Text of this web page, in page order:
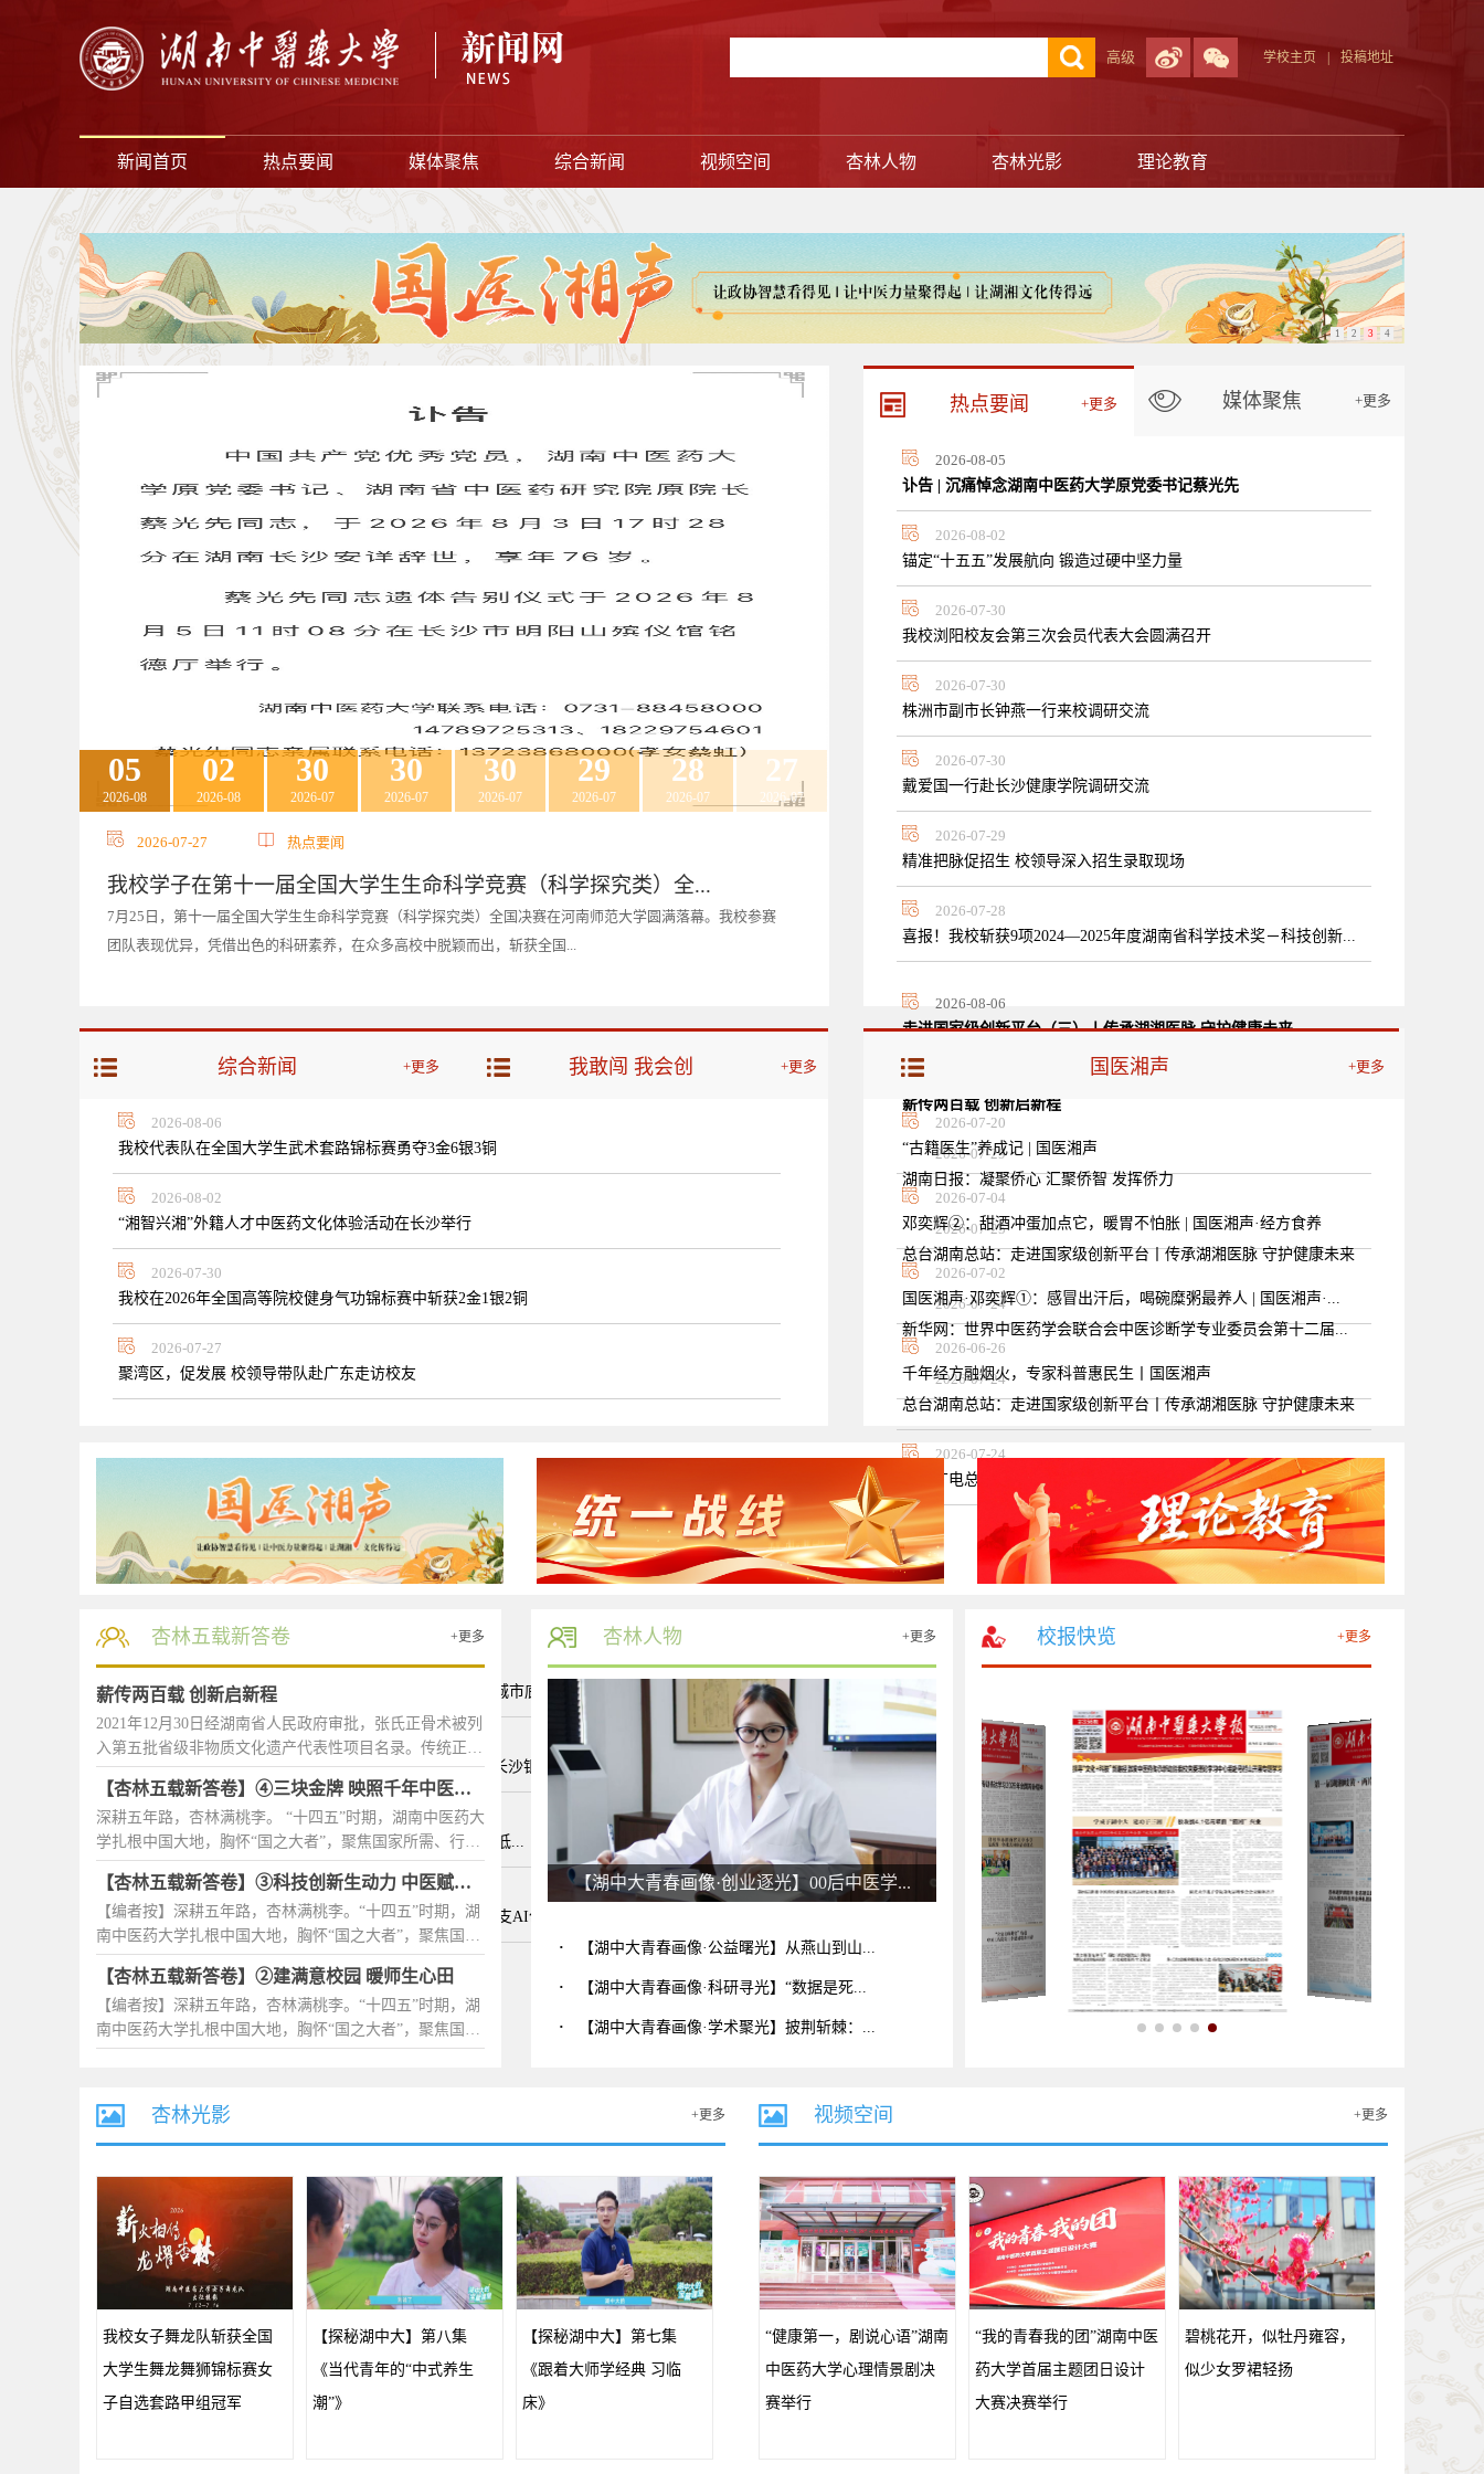
高级 学校主页 投稿地址
新闻首页 热点要闻 媒体聚焦 综合新闻 视频空间 杏林人物 杏林光影 理论教育
1 2 3 4
2026-08-05 热点要闻
讣告 | 沉痛悼念湖南中医药大学原党委书记蔡光先
蔡光先同志生平蔡光先同志，生于1951年6月，湖南益阳人，研究员，博士生导师，享受国务院政府特殊津
贴专家。1973年进入湖南中医学院医疗系学习。1976年留校任教。1983年...
2026-08-02 热点要闻
锚定“十五五”发展航向 锻造过硬中坚力量
7月31日至8月2日，我校第二附属医院在长沙开慧教育学院举办以“跨越之阶，精进之道”为主题的中层干部
管理能力提升培训班。校党委书记戴爱国出席开班式并讲话。医院领导...
2026-07-30 热点要闻
我校浏阳校友会第三次会员代表大会圆满召开
相约岐黄路，同心耀浏阳，为持续夯实校友联络根基，搭建校地资源互通桥梁，深化“一流湖中大、幸福湖
中大、团结湖中大”建设，7月29日下午，我校浏阳校友会第三次会员代...
2026-07-30 热点要闻
株洲市副市长钟燕一行来校调研交流
7月29日，株洲市人民政府副市长钟燕一行来校调研交流。我校党委书记戴爱国出席座谈会。会上，戴爱国
对钟燕一行的到来表示热烈欢迎，对株洲市委、市政府长期以来给予学校...
2026-07-30 热点要闻
戴爱国一行赴长沙健康学院调研交流
7月28日，校党委书记戴爱国一行赴长沙健康学院调研交流。长沙健康学院理事会荣誉理事长赵小年、校长
廖端芳参与座谈。戴爱国对长沙健康学院长期以来对学校发展改革建设的...
2026-07-29 热点要闻
精准把脉促招生 校领导深入招生录取现场
盛夏七月，校党委书记戴爱国，副校长喻嵘、校纪委书记张克勤先后赴招生就业处现场办公，实地检查招
生录取工作进展，并亲切慰问假期坚守一线的师生员工。在招生录取现场...
2026-07-28 热点要闻
喜报！我校斩获9项2024—2025年度湖南省科学技术奖－科技创新...
7月27日，2024—2025年度湖南省科学技术奖励大会在长沙隆重召开。会议深入学习贯彻党的二十届四中
全会精神，全面落实全国科技大会、国家科学技术奖励大会、两院院士大会...
2026-07-27 热点要闻
我校学子在第十一届全国大学生生命科学竞赛（科学探究类）全...
7月25日，第十一届全国大学生生命科学竞赛（科学探究类）全国决赛在河南师范大学圆满落幕。我校参赛
团队表现优异，凭借出色的科研素养，在众多高校中脱颖而出，斩获全国...
05
2026-08
02
2026-08
30
2026-07
30
2026-07
30
2026-07
29
2026-07
28
2026-07
27
2026-07
综合新闻 +更多 我敢闯 我会创 +更多
2026-08-06
我校代表队在全国大学生武术套路锦标赛勇夺3金6银3铜
2026-08-02
“湘智兴湘”外籍人才中医药文化体验活动在长沙举行
2026-07-30
我校在2026年全国高等院校健身气功锦标赛中斩获2金1银2铜
2026-07-27
聚湾区，促发展 校领导带队赴广东走访校友
2026-07-24
【我敢闯 我会创】百余名高校学子走进望城，实地感受城市底蕴...
2026-07-21
【我敢闯 我会创】1707个项目、314支大学生团队——“长沙银...
2026-07-18
【我敢闯 我会创】近60支团队角逐“科技+民生”新赛道 ​“低...
2026-07-15
【我敢闯 我会创】创沙洲OPC街区首期路演活动举行 10支AI创业...
热点要闻 +更多 媒体聚焦 +更多
2026-08-05
讣告 | 沉痛悼念湖南中医药大学原党委书记蔡光先
2026-08-02
锚定“十五五”发展航向 锻造过硬中坚力量
2026-07-30
我校浏阳校友会第三次会员代表大会圆满召开
2026-07-30
株洲市副市长钟燕一行来校调研交流
2026-07-30
戴爱国一行赴长沙健康学院调研交流
2026-07-29
精准把脉促招生 校领导深入招生录取现场
2026-07-28
喜报！我校斩获9项2024—2025年度湖南省科学技术奖－科技创新...
2026-08-06
走进国家级创新平台（三）丨传承湖湘医脉 守护健康未来
薪传两百载 创新启新程
2026-07-29
湖南日报：凝聚侨心 汇聚侨智 发挥侨力
2026-07-25
总台湖南总站：走进国家级创新平台丨传承湖湘医脉 守护健康未来
2026-07-24
新华网：世界中医药学会联合会中医诊断学专业委员会第十二届...
2026-07-24
总台湖南总站：走进国家级创新平台丨传承湖湘医脉 守护健康未来
2026-07-24
中央广电总台国际在线：走进国家级创新平台（三）丨传承湖湘...
国医湘声 +更多
2026-07-20
“古籍医生”养成记 | 国医湘声
2026-07-04
邓奕辉②：甜酒冲蛋加点它，暖胃不怕胀 | 国医湘声·经方食养
2026-07-02
国医湘声·邓奕辉①：感冒出汗后，喝碗糜粥最养人 | 国医湘声·...
2026-06-26
千年经方融烟火，专家科普惠民生丨国医湘声
杏林五载新答卷 +更多
薪传两百载 创新启新程
2021年12月30日经湖南省人民政府审批，张氏正骨术被列
入第五批省级非物质文化遗产代表性项目名录。传统正骨
复位+经皮椎体成形微创术为高龄胸腰椎压缩性骨折提供
个性化治疗。在显微镜、脊柱内镜辅佐下的各类脊柱手
术。采用小夹板固定治疗轻症骨折。张紫赓与骨伤科部分
学徒合影（前左往右：施访梅 刘立铸 孙达武 张茂珍 张健
民 沈若龙 何振文）。1987年成立湖南中医药学会骨伤科
专业委员会。第六代领军人物孙达武与分支孙氏正骨流...
【杏林五载新答卷】④三块金牌 映照千年中医的创新传承
深耕五年路，杏林满桃李。 “十四五”时期，湖南中医药大
学扎根中国大地，胸怀“国之大者”，聚焦国家所需、行业
所趋、学校所能，努力建设“六个更高”办学体系，致力于
打造行业一流、国际知名、中医药特色鲜明的高水平教学
研究型大学，写就了高质量发展的新篇章。 站在承上启
下的历史时刻，国际在线湖南频道携手湖南中医药大学宣
传统战部，共同推出《杏林五载新答卷》系列策划，从开
放办学、人才培养、教学科研、社会服务等方...
【杏林五载新答卷】③科技创新生动力 中医赋能促发展
【编者按】深耕五年路，杏林满桃李。“十四五”时期，湖
南中医药大学扎根中国大地，胸怀“国之大者”，聚焦国家
所需、行业所趋、学校所能，努力建设“六个更高”办学体
系，致力于打造行业一流、国际知名、中医药特色鲜明的
高水平教学研究型大学，写就了高质量发展的新篇章。站
在承上启下的历史时刻，学校宣传统战部，共同推出《杏
【杏林五载新答卷】②建满意校园 暖师生心田
【编者按】深耕五年路，杏林满桃李。“十四五”时期，湖
南中医药大学扎根中国大地，胸怀“国之大者”，聚焦国家
所需、行业所趋、学校所能，努力建设“六个更高”办学体
高水平教学研究型大学，写就了高质量发展的新篇章。站
在承上启下的历史时刻，国际在线湖南频道携手湖南中医
药大学宣传统战部，共同推出《杏林五载新答卷》系列策
划，从开放办学、人才培养、教学科研、社会...
杏林人物 +更多
【湖中大青春画像·创业逐光】00后中医学...
· 【湖中大青春画像·公益曙光】从燕山到山...
· 【湖中大青春画像·科研寻光】“数据是死...
· 【湖中大青春画像·学术聚光】披荆斩棘：...
校报快览 +更多
杏林光影 +更多
我校女子舞龙队斩获全国
大学生舞龙舞狮锦标赛女
子自选套路甲组冠军
【探秘湖中大】第八集
《当代青年的“中式养生
潮”》
【探秘湖中大】第七集
《跟着大师学经典 习临
床》
视频空间 +更多
“健康第一，剧说心语”湖南
中医药大学心理情景剧决
赛举行
“我的青春我的团”湖南中医
药大学首届主题团日设计
大赛决赛举行
碧桃花开，似牡丹雍容，
似少女罗裙轻扬